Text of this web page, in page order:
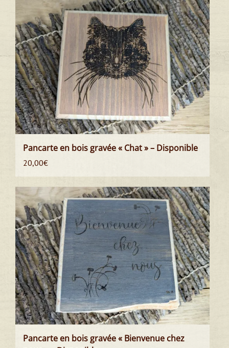
Pancarte en bois gravée « Chat » – Disponible
20,00€
Pancarte en bois gravée « Bienvenue chez